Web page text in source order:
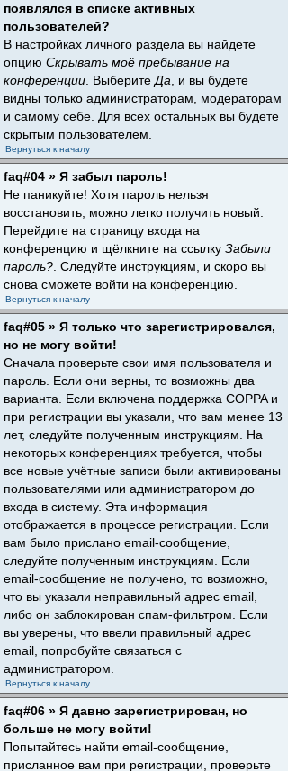
появлялся в списке активных
пользователей?
В настройках личного раздела вы найдете
опцию Скрывать моё пребывание на
конференции . Выберите Да , и вы будете
видны только администраторам, модераторам
и самому себе. Для всех остальных вы будете
скрытым пользователем.
Вернуться к началу
faq#04 » Я забыл пароль!
Не паникуйте! Хотя пароль нельзя
восстановить, можно легко получить новый.
Перейдите на страницу входа на
конференцию и щёлкните на ссылку Забыли
пароль? . Следуйте инструкциям, и скоро вы
снова сможете войти на конференцию.
Вернуться к началу
faq#05 » Я только что зарегистрировался,
но не могу войти!
Сначала проверьте свои имя пользователя и
пароль. Если они верны, то возможны два
варианта. Если включена поддержка COPPA и
при регистрации вы указали, что вам менее 13
лет, следуйте полученным инструкциям. На
некоторых конференциях требуется, чтобы
все новые учётные записи были активированы
пользователями или администратором до
входа в систему. Эта информация
отображается в процессе регистрации. Если
вам было прислано email-сообщение,
следуйте полученным инструкциям. Если
email-сообщение не получено, то возможно,
что вы указали неправильный адрес email,
либо он заблокирован спам-фильтром. Если
вы уверены, что ввели правильный адрес
email, попробуйте связаться с
администратором.
Вернуться к началу
faq#06 » Я давно зарегистрирован, но
больше не могу войти!
Попытайтесь найти email-сообщение,
присланное вам при регистрации, проверьте